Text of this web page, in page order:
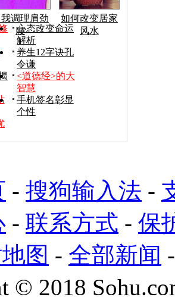
我调理肩劲
腰
如何改变居家
风水
心态改变命运
解析
养生12字诀孔
令谦
<道德经>的大
智慧
手机签名彰显
个性
- 搜狗输入法 -
- 联系方式 - 保
图 - 全部新闻
© 2018